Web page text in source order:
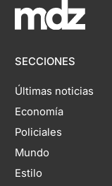
SECCIONES
Últimas noticias
Economía
Policiales
Mundo
Estilo